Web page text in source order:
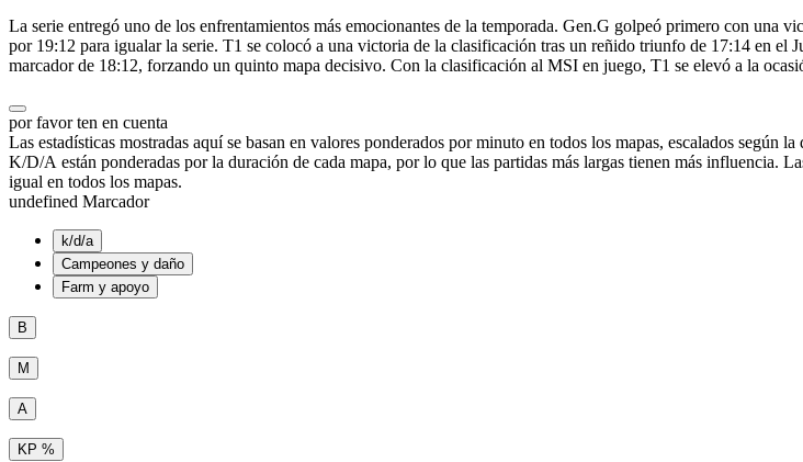
La serie entregó uno de los enfrentamientos más emocionantes de la temporada. Gen.G golpeó primero con una
por 19:12 para igualar la serie. T1 se colocó a una victoria de la clasificación tras un reñido triunfo de 17:14 en el
marcador de 18:12, forzando un quinto mapa decisivo. Con la clasificación al MSI en juego, T1 se elevó a la
por favor ten en cuenta
Las estadísticas mostradas aquí se basan en valores ponderados por minuto en todos los mapas, escalados
K/D/A están ponderadas por la duración de cada mapa, por lo que las partidas más largas tienen más influencia.
igual en todos los mapas.
undefined Marcador
k/d/a
Campeones y daño
Farm y apoyo
B
M
A
KP %